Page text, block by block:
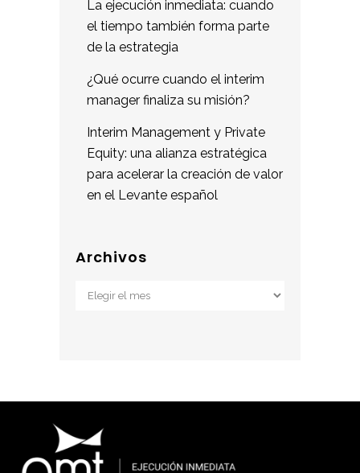
La ejecución inmediata: cuando
el tiempo también forma parte
de la estrategia
¿Qué ocurre cuando el interim
manager finaliza su misión?
Interim Management y Private
Equity: una alianza estratégica
para acelerar la creación de valor
en el Levante español
Archivos
Archivos